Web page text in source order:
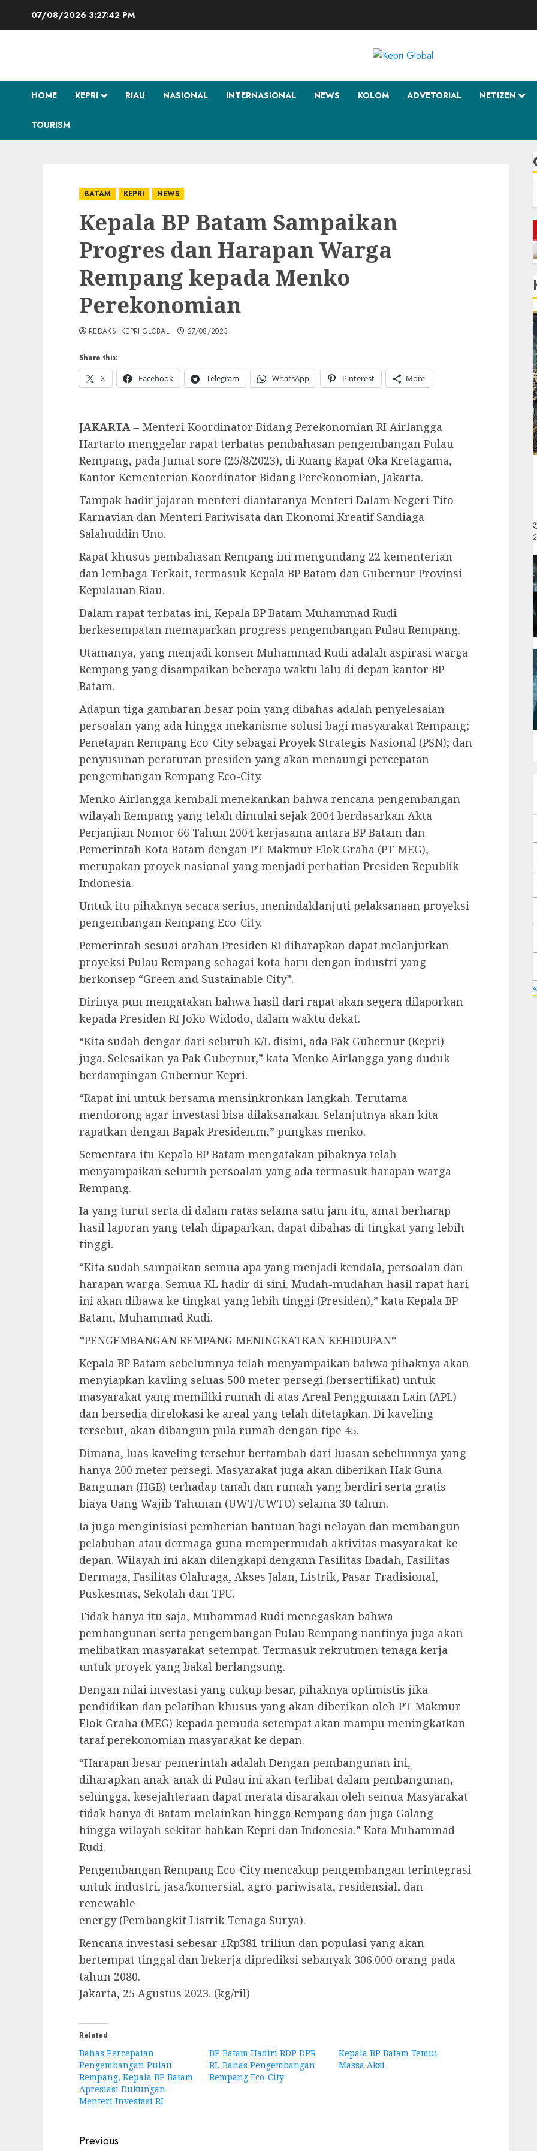
07/08/2026 3:27:43 PM
HOME KEPRI RIAU NASIONAL INTERNASIONAL NEWS KOLOM ADVETORIAL NETIZEN
TOURISM
BATAM KEPRI NEWS
Kepala BP Batam Sampaikan
Progres dan Harapan Warga
Rempang kepada Menko
Perekonomian
Share this:
X
Facebook Telegram WhatsApp Pinterest More
REDAKSI KEPRI GLOBAL 27/08/2023
JAKARTA – Menteri Koordinator Bidang Perekonomian RI Airlangga
Hartarto menggelar rapat terbatas pembahasan pengembangan Pulau
Rempang, pada Jumat sore (25/8/2023), di Ruang Rapat Oka Kretagama,
Kantor Kementerian Koordinator Bidang Perekonomian, Jakarta.
Tampak hadir jajaran menteri diantaranya Menteri Dalam Negeri Tito
Karnavian dan Menteri Pariwisata dan Ekonomi Kreatif Sandiaga
Salahuddin Uno.
Rapat khusus pembahasan Rempang ini mengundang 22 kementerian
dan lembaga Terkait, termasuk Kepala BP Batam dan Gubernur Provinsi
Kepulauan Riau.
Dalam rapat terbatas ini, Kepala BP Batam Muhammad Rudi
berkesempatan memaparkan progress pengembangan Pulau Rempang.
Utamanya, yang menjadi konsen Muhammad Rudi adalah aspirasi warga
Rempang yang disampaikan beberapa waktu lalu di depan kantor BP
Batam.
Adapun tiga gambaran besar poin yang dibahas adalah penyelesaian
persoalan yang ada hingga mekanisme solusi bagi masyarakat Rempang;
Penetapan Rempang Eco-City sebagai Proyek Strategis Nasional (PSN); dan
penyusunan peraturan presiden yang akan menaungi percepatan
pengembangan Rempang Eco-City.
Menko Airlangga kembali menekankan bahwa rencana pengembangan
wilayah Rempang yang telah dimulai sejak 2004 berdasarkan Akta
Perjanjian Nomor 66 Tahun 2004 kerjasama antara BP Batam dan
Pemerintah Kota Batam dengan PT Makmur Elok Graha (PT MEG),
merupakan proyek nasional yang menjadi perhatian Presiden Republik
Indonesia.
Untuk itu pihaknya secara serius, menindaklanjuti pelaksanaan proyeksi
pengembangan Rempang Eco-City.
Pemerintah sesuai arahan Presiden RI diharapkan dapat melanjutkan
proyeksi Pulau Rempang sebagai kota baru dengan industri yang
berkonsep “Green and Sustainable City”.
Dirinya pun mengatakan bahwa hasil dari rapat akan segera dilaporkan
kepada Presiden RI Joko Widodo, dalam waktu dekat.
“Kita sudah dengar dari seluruh K/L disini, ada Pak Gubernur (Kepri)
juga. Selesaikan ya Pak Gubernur,” kata Menko Airlangga yang duduk
berdampingan Gubernur Kepri.
“Rapat ini untuk bersama mensinkronkan langkah. Terutama
mendorong agar investasi bisa dilaksanakan. Selanjutnya akan kita
rapatkan dengan Bapak Presiden.m,” pungkas menko.
Sementara itu Kepala BP Batam mengatakan pihaknya telah
menyampaikan seluruh persoalan yang ada termasuk harapan warga
Rempang.
Ia yang turut serta di dalam ratas selama satu jam itu, amat berharap
hasil laporan yang telah dipaparkan, dapat dibahas di tingkat yang lebih
tinggi.
“Kita sudah sampaikan semua apa yang menjadi kendala, persoalan dan
harapan warga. Semua KL hadir di sini. Mudah-mudahan hasil rapat hari
ini akan dibawa ke tingkat yang lebih tinggi (Presiden),” kata Kepala BP
Batam, Muhammad Rudi.
*PENGEMBANGAN REMPANG MENINGKATKAN KEHIDUPAN*
Kepala BP Batam sebelumnya telah menyampaikan bahwa pihaknya akan
menyiapkan kavling seluas 500 meter persegi (bersertifikat) untuk
masyarakat yang memiliki rumah di atas Areal Penggunaan Lain (APL)
dan bersedia direlokasi ke areal yang telah ditetapkan. Di kaveling
tersebut, akan dibangun pula rumah dengan tipe 45.
Dimana, luas kaveling tersebut bertambah dari luasan sebelumnya yang
hanya 200 meter persegi. Masyarakat juga akan diberikan Hak Guna
Bangunan (HGB) terhadap tanah dan rumah yang berdiri serta gratis
biaya Uang Wajib Tahunan (UWT/UWTO) selama 30 tahun.
Ia juga menginisiasi pemberian bantuan bagi nelayan dan membangun
pelabuhan atau dermaga guna mempermudah aktivitas masyarakat ke
depan. Wilayah ini akan dilengkapi dengann Fasilitas Ibadah, Fasilitas
Dermaga, Fasilitas Olahraga, Akses Jalan, Listrik, Pasar Tradisional,
Puskesmas, Sekolah dan TPU.
Tidak hanya itu saja, Muhammad Rudi menegaskan bahwa
pembangunan serta pengembangan Pulau Rempang nantinya juga akan
melibatkan masyarakat setempat. Termasuk rekrutmen tenaga kerja
untuk proyek yang bakal berlangsung.
Dengan nilai investasi yang cukup besar, pihaknya optimistis jika
pendidikan dan pelatihan khusus yang akan diberikan oleh PT Makmur
Elok Graha (MEG) kepada pemuda setempat akan mampu meningkatkan
taraf perekonomian masyarakat ke depan.
“Harapan besar pemerintah adalah Dengan pembangunan ini,
diharapkan anak-anak di Pulau ini akan terlibat dalam pembangunan,
sehingga, kesejahteraan dapat merata disarakan oleh semua Masyarakat
tidak hanya di Batam melainkan hingga Rempang dan juga Galang
hingga wilayah sekitar bahkan Kepri dan Indonesia.” Kata Muhammad
Rudi.
Pengembangan Rempang Eco-City mencakup pengembangan terintegrasi
untuk industri, jasa/komersial, agro-pariwisata, residensial, dan
renewable
energy (Pembangkit Listrik Tenaga Surya).
Rencana investasi sebesar ±Rp381 triliun dan populasi yang akan
bertempat tinggal dan bekerja diprediksi sebanyak 306.000 orang pada
tahun 2080.
Jakarta, 25 Agustus 2023. (kg/ril)
Related
Bahas Percepatan
Pengembangan Pulau
Rempang, Kepala BP Batam
Apresiasi Dukungan
Menteri Investasi RI
BP Batam Hadiri RDP DPR
RI, Bahas Pengembangan
Rempang Eco-City
Kepala BP Batam Temui
Massa Aksi
Post
Previous